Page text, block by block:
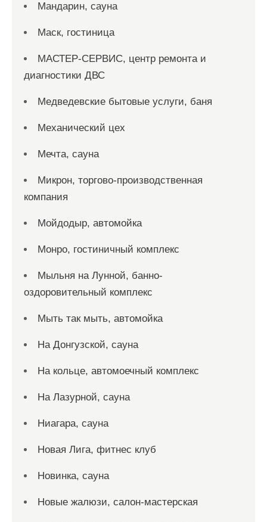
Мандарин, сауна
Маск, гостиница
МАСТЕР-СЕРВИС, центр ремонта и
диагностики ДВС
Медведевские бытовые услуги, баня
Механический цех
Мечта, сауна
Микрон, торгово-производственная
компания
Мойдодыр, автомойка
Монро, гостиничный комплекс
Мыльня на Лунной, банно-
оздоровительный комплекс
Мыть так мыть, автомойка
На Донгузской, сауна
На кольце, автомоечный комплекс
На Лазурной, сауна
Ниагара, сауна
Новая Лига, фитнес клуб
Новинка, сауна
Новые жалюзи, салон-мастерская